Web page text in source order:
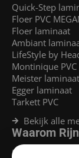
Quick-Step
Floer PVC
Floer laminaat
Ambiant
LifeStyle by
Montinique PVC
Meister laminaat
Egger laminaat
Tarkett PVC
Bekijk alle
Waarom
Legservice